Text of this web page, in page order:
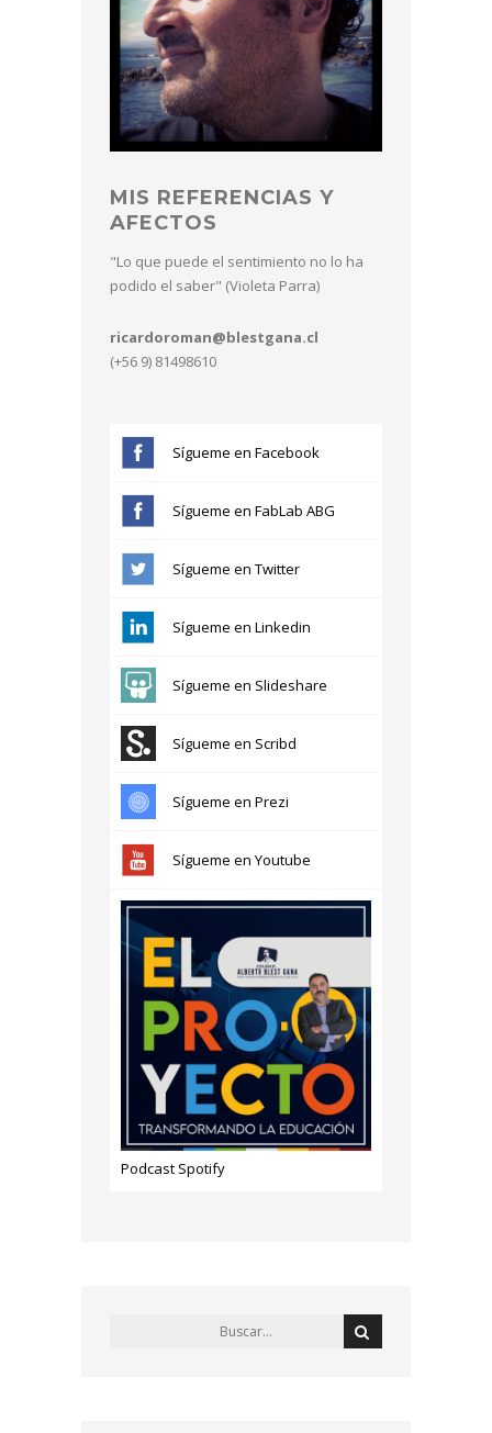
MIS REFERENCIAS Y
AFECTOS
"Lo que puede el sentimiento no lo ha
podido el saber" (Violeta Parra)
ricardoroman@blestgana.cl
(+56 9) 81498610
Sígueme en Facebook
Sígueme en FabLab ABG
Sígueme en Twitter
Sígueme en Linkedin
Sígueme en Slideshare
Sígueme en Scribd
Sígueme en Prezi
Sígueme en Youtube
Podcast Spotify